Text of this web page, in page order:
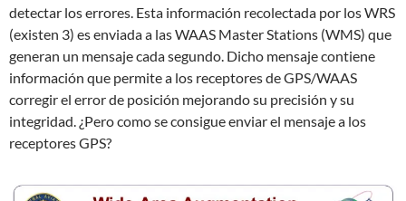
detectar los errores. Esta información recolectada por los WRS
(existen 3) es enviada a las WAAS Master Stations (WMS) que
generan un mensaje cada segundo. Dicho mensaje contiene
información que permite a los receptores de GPS/WAAS
corregir el error de posición mejorando su precisión y su
integridad. ¿Pero como se consigue enviar el mensaje a los
receptores GPS?